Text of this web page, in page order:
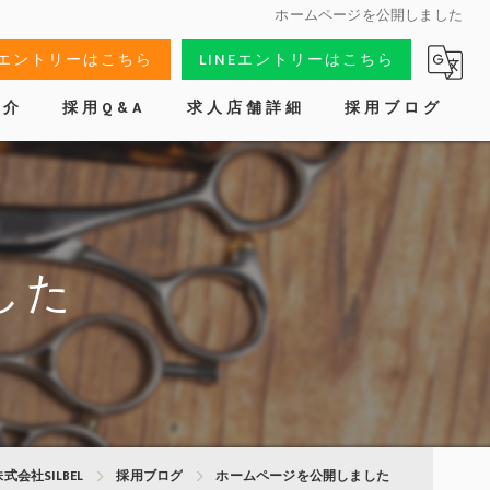
ホームページを公開しました
ントリーはこちら LINEエントリーはこちら
採用Q&A 求人店舗詳細 採用ブログ
た
会社SILBEL 採用ブログ ホームページを公開しました